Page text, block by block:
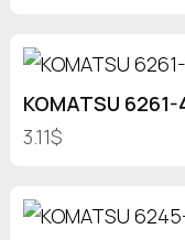
KOMATSU
3.11$